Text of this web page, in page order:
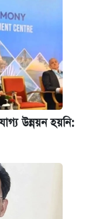
উন্নয়ন হয়নি: